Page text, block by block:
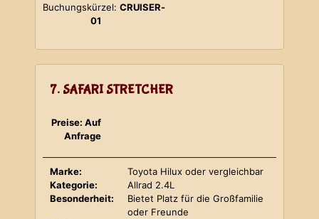
Buchungskürzel: CRUISER-
01
7. SAFARI STRETCHER
Preise: Auf
Anfrage
Marke:
Toyota Hilux oder vergleichbar
Kategorie:
Allrad 2.4L
Besonderheit:
Bietet Platz für die Großfamilie
oder Freunde